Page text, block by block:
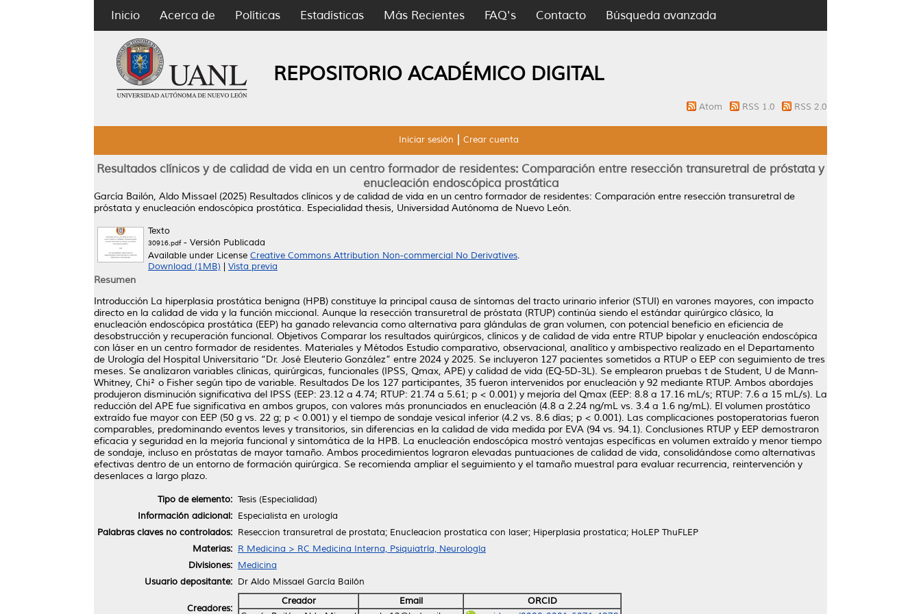
Inicio Acerca de Políticas Estadísticas Más Recientes FAQ's Contacto Búsqueda avanzada
REPOSITORIO ACADÉMICO DIGITAL
Atom RSS 1.0 RSS 2.0
Iniciar sesión Crear cuenta
Resultados clínicos y de calidad de vida en un centro formador de residentes: Comparación entre resección transuretral de próstata y
enucleación endoscópica prostática
García Bailón, Aldo Missael (2025) Resultados clínicos y de calidad de vida en un centro formador de residentes: Comparación entre resección transuretral de
próstata y enucleación endoscópica prostática. Especialidad thesis, Universidad Autónoma de Nuevo León.
Texto
30916.pdf- Versión Publicada
Available under License Creative Commons Attribution Non-commercial No Derivatives.
Download (1MB)
Vista previa
Resumen
Introducción La hiperplasia prostática benigna (HPB) constituye la principal causa de síntomas del tracto urinario inferior (STUI) en varones mayores, con impacto
directo en la calidad de vida y la función miccional. Aunque la resección transuretral de próstata (RTUP) continúa siendo el estándar quirúrgico clásico, la
enucleación endoscópica prostática (EEP) ha ganado relevancia como alternativa para glándulas de gran volumen, con potencial beneficio en eficiencia de
desobstrucción y recuperación funcional. Objetivos Comparar los resultados quirúrgicos, clínicos y de calidad de vida entre RTUP bipolar y enucleación endoscópica
con láser en un centro formador de residentes. Materiales y Métodos Estudio comparativo, observacional, analítico y ambispectivo realizado en el Departamento
de Urología del Hospital Universitario “Dr. José Eleuterio González” entre 2024 y 2025. Se incluyeron 127 pacientes sometidos a RTUP o EEP con seguimiento de tres
meses. Se analizaron variables clínicas, quirúrgicas, funcionales (IPSS, Qmax, APE) y calidad de vida (EQ-5D-3L). Se emplearon pruebas t de Student, U de Mann-
Whitney, Chi² o Fisher según tipo de variable. Resultados De los 127 participantes, 35 fueron intervenidos por enucleación y 92 mediante RTUP. Ambos abordajes
produjeron disminución significativa del IPSS (EEP: 23.12 a 4.74; RTUP: 21.74 a 5.61; p < 0.001) y mejoría del Qmax (EEP: 8.8 a 17.16 mL/s; RTUP: 7.6 a 15 mL/s). La
reducción del APE fue significativa en ambos grupos, con valores más pronunciados en enucleación (4.8 a 2.24 ng/mL vs. 3.4 a 1.6 ng/mL). El volumen prostático
extraído fue mayor con EEP (50 g vs. 22 g; p < 0.001) y el tiempo de sondaje vesical inferior (4.2 vs. 8.6 días; p < 0.001). Las complicaciones postoperatorias fueron
comparables, predominando eventos leves y transitorios, sin diferencias en la calidad de vida medida por EVA (94 vs. 94.1). Conclusiones RTUP y EEP demostraron
eficacia y seguridad en la mejoría funcional y sintomática de la HPB. La enucleación endoscópica mostró ventajas específicas en volumen extraído y menor tiempo
de sondaje, incluso en próstatas de mayor tamaño. Ambos procedimientos lograron elevadas puntuaciones de calidad de vida, consolidándose como alternativas
efectivas dentro de un entorno de formación quirúrgica. Se recomienda ampliar el seguimiento y el tamaño muestral para evaluar recurrencia, reintervención y
desenlaces a largo plazo.
Tipo de elemento: Tesis (Especialidad)
Información adicional: Especialista en urología
Palabras claves no controlados: Reseccion transuretral de prostata; Enucleacion prostatica con laser; Hiperplasia prostatica; HoLEP ThuFLEP
Materias: R Medicina > RC Medicina Interna, Psiquiatría, Neurología
Divisiones: Medicina
Usuario depositante: Dr Aldo Missael García Bailón
Creadores:
Creador Email
ORCID